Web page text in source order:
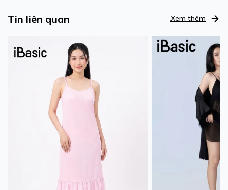
Tin liên quan Xem thêm